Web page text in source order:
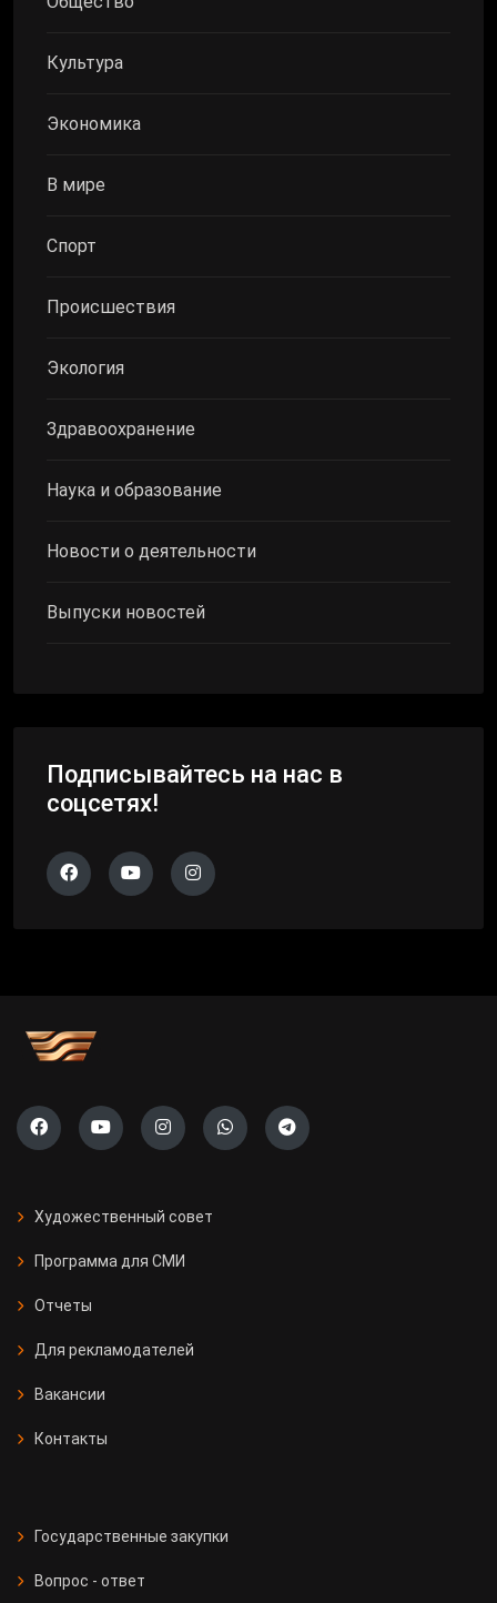
Культура
Экономика
В мире
Спорт
Происшествия
Экология
Здравоохранение
Наука и образование
Новости о деятельности
Выпуски новостей
Подписывайтесь на нас в
соцсетях!
Художественный совет
Программа для СМИ
Отчеты
Для рекламодателей
Вакансии
Контакты
Государственные закупки
Вопрос - ответ